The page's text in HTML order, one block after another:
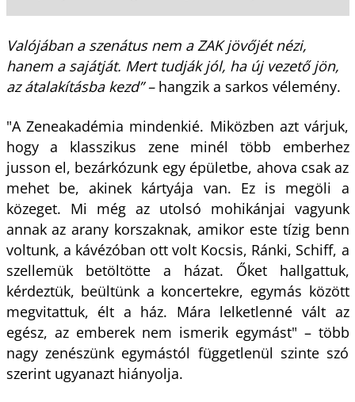
Valójában a szenátus nem a ZAK jövőjét nézi,
hanem a sajátját. Mert tudják jól, ha új vezető jön,
az átalakításba kezd” – hangzik a sarkos vélemény.
"A Zeneakadémia mindenkié. Miközben azt várjuk,
hogy a klasszikus zene minél több emberhez
jusson el, bezárkózunk egy épületbe, ahova csak az
mehet be, akinek kártyája van. Ez is megöli a
közeget. Mi még az utolsó mohikánjai vagyunk
annak az arany korszaknak, amikor este tízig benn
voltunk, a kávézóban ott volt Kocsis, Ránki, Schiff, a
szellemük betöltötte a házat. Őket hallgattuk,
kérdeztük, beültünk a koncertekre, egymás között
megvitattuk, élt a ház. Mára lelketlenné vált az
egész, az emberek nem ismerik egymást" – több
nagy zenészünk egymástól függetlenül szinte szó
szerint ugyanazt hiányolja.